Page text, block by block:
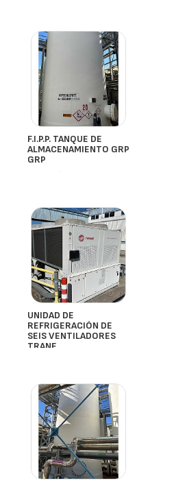
F.I.P.P. TANQUE DE
ALMACENAMIENTO GRP
GRP
- España
UNIDAD DE
REFRIGERACIÓN DE
SEIS VENTILADORES
TRANE